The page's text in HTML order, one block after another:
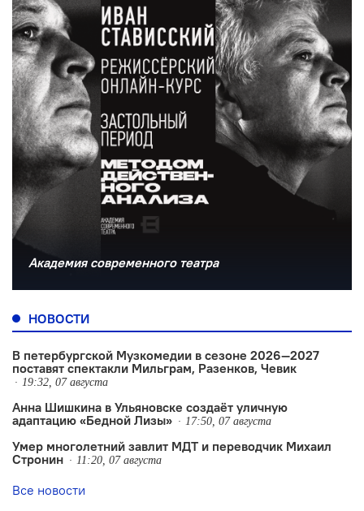
Академия современного театра
НОВОСТИ
В петербургской Музкомедии в сезоне 2026—2027
поставят спектакли Мильграм, Разенков, Чевик
19:32, 07 августа
Анна Шишкина в Ульяновске создаëт уличную
адаптацию «Бедной Лизы»
17:50, 07 августа
Умер многолетний завлит МДТ и переводчик Михаил
Стронин
11:20, 07 августа
Все новости